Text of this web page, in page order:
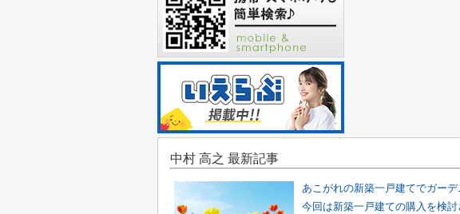
中村 高之 最新記事
今回は新築一戸建ての購入を検